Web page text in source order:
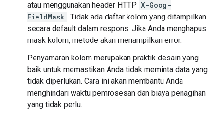
atau menggunakan header HTTP X-Goog-
FieldMask . Tidak ada daftar kolom yang ditampilkan
secara default dalam respons. Jika Anda menghapus
mask kolom, metode akan menampilkan error.
Penyamaran kolom merupakan praktik desain yang
baik untuk memastikan Anda tidak meminta data yang
tidak diperlukan. Cara ini akan membantu Anda
menghindari waktu pemrosesan dan biaya penagihan
yang tidak perlu.